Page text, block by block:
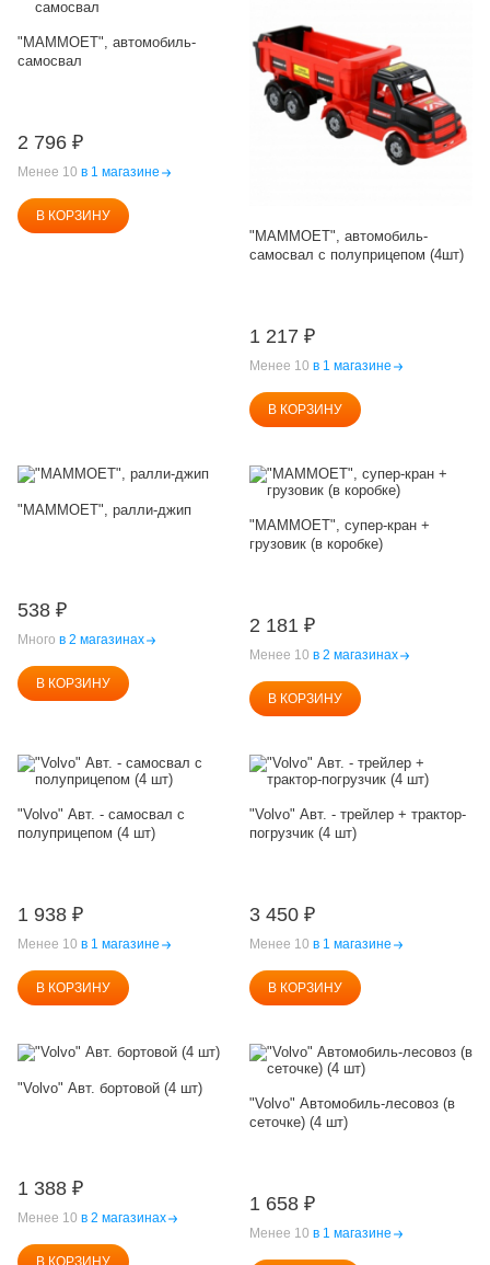
"MAMMOET", автомобиль-
самосвал
2 796 ₽
Менее 10 в 1 магазине
В КОРЗИНУ
"MAMMOET", автомобиль-
самосвал с полуприцепом (4шт)
1 217 ₽
Менее 10 в 1 магазине
В КОРЗИНУ
"MAMMOET", ралли-джип
538 ₽
Много в 2 магазинах
В КОРЗИНУ
"MAMMOET", супер-кран +
грузовик (в коробке)
2 181 ₽
Менее 10 в 2 магазинах
В КОРЗИНУ
"Volvo" Авт. - самосвал с
полуприцепом (4 шт)
1 938 ₽
Менее 10 в 1 магазине
В КОРЗИНУ
"Volvo" Авт. - трейлер + трактор-
погрузчик (4 шт)
3 450 ₽
Менее 10 в 1 магазине
В КОРЗИНУ
"Volvo" Авт. бортовой (4 шт)
1 388 ₽
Менее 10 в 2 магазинах
В КОРЗИНУ
"Volvo" Автомобиль-лесовоз (в
сеточке) (4 шт)
1 658 ₽
Менее 10 в 1 магазине